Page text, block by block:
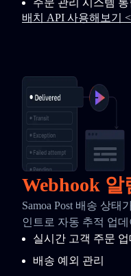
주문 관리 시스템
배치 API 사용해보기
Webhook 알
Samoa Post 배송 상태
인트로 자동 추적 업
실시간 고객 주문 업
배송 예외 관리